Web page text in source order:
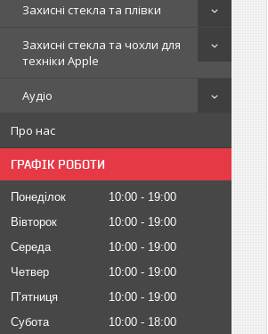
Захисні стекла та плівки
Захисні стекла та чохли для
техніки Apple
Аудіо
Про нас
ГРАФІК РОБОТИ
Понеділок 10:00
19:00
Вівторок
10:00
19:00
Середа
10:00
19:00
Четвер
10:00
19:00
Пʼятниця
10:00
19:00
Субота
10:00
18:00